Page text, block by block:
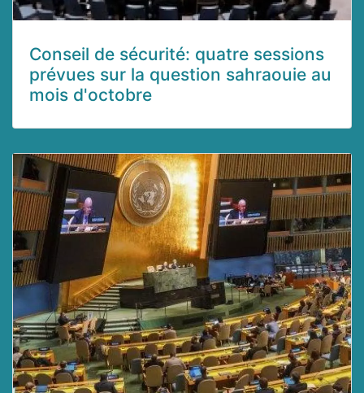
Conseil de sécurité: quatre sessions
prévues sur la question sahraouie au
mois d'octobre